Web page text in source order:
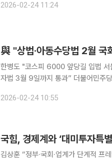
된다. 전날 거래소는 ‘매매관여과다’
2026-02-24 11:24
與 "상법·아동수당법 2월
한병도 "코스피 6000 앞당길 입법 서
자법 3월 9일까지 통과” 더불어민주당이 자사주 소각 의무화를 담은 3차 상법 개정안과 아동수당
겠다고 밝혔다. 한병도 원내
2026-02-24 10:55
국힘, 경제계와 ‘대미투자특
김상훈 “정부·국회·업계가 단계적 프레